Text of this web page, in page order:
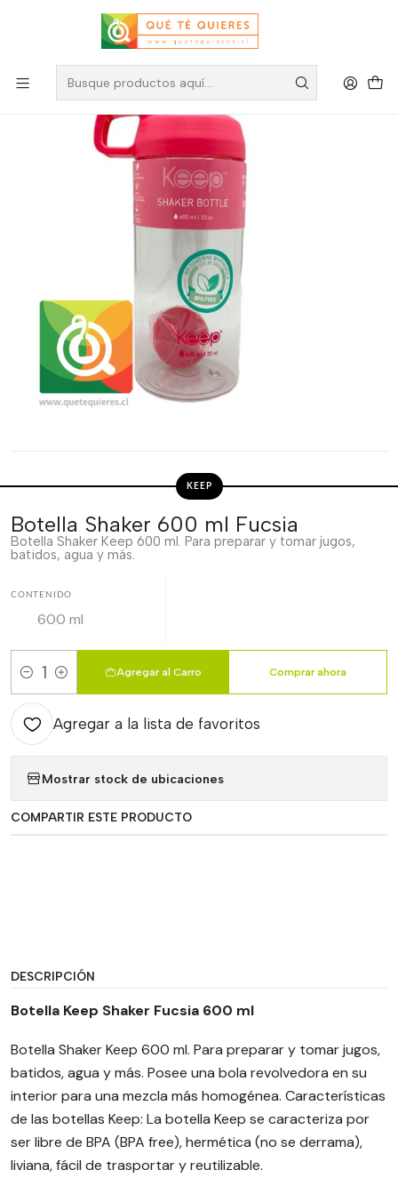
KEEP
Botella Shaker 600 ml Fucsia
Botella Shaker Keep 600 ml. Para preparar y tomar jugos,
batidos, agua y más.
CONTENIDO
600 ml
Cantidad
Agregar al Carro Comprar ahora
Agregar a la lista de favoritos
Mostrar stock de ubicaciones
COMPARTIR ESTE PRODUCTO
DESCRIPCIÓN
Botella Keep Shaker Fucsia 600 ml
Botella Shaker Keep 600 ml. Para preparar y tomar jugos,
batidos, agua y más. Posee una bola revolvedora en su
interior para una mezcla más homogénea. Características
de las botellas Keep: La botella Keep se caracteriza por
ser libre de BPA (BPA free), hermética (no se derrama),
liviana, fácil de trasportar y reutilizable.